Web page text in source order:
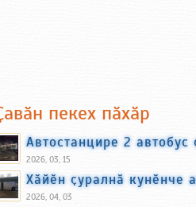
пекех пӑхӑр
Автостанцире 2
2026, 03, 15
Хӑйӗн ҫуралнӑ кунӗнче
2026, 04, 03